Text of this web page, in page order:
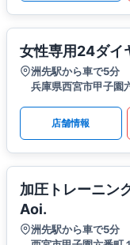
女性専用24ダイ
洲先駅から車で5分
兵庫県西宮市甲子園
店舗情報
加圧トレーニン
Aoi.
洲先駅から車で5分